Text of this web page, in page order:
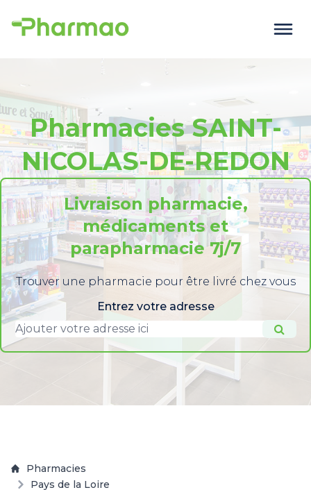
Pharmacies SAINT-
NICOLAS-DE-REDON
Livraison pharmacie,
médicaments et
parapharmacie 7j/7
Trouver une pharmacie pour être livré chez vous
Entrez votre adresse
Pharmacies
Pays de la Loire